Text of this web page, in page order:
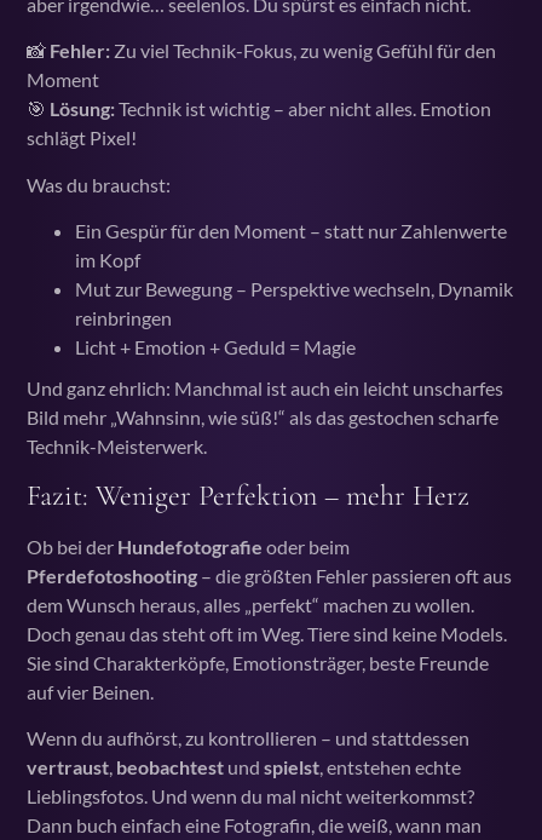
📸 Fehler: Zu viel Technik-Fokus, zu wenig Gefühl für den
Moment
🎯 Lösung:Technik ist wichtig – aber nicht alles. Emotion
schlägt Pixel!
Was du brauchst:
Ein Gespür für den Moment – statt nur Zahlenwerte
im Kopf
Mut zur Bewegung – Perspektive wechseln, Dynamik
reinbringen
Licht + Emotion + Geduld = Magie
Und ganz ehrlich: Manchmal ist auch ein leicht unscharfes
Bild mehr „Wahnsinn, wie süß!“ als das gestochen scharfe
Technik-Meisterwerk.
Fazit: Weniger Perfektion – mehr Herz
Ob bei der Hundefotografie oder beim
Pferdefotoshooting – die größten Fehler passieren oft aus
dem Wunsch heraus, alles „perfekt“ machen zu wollen.
Doch genau das steht oft im Weg. Tiere sind keine Models.
Sie sind Charakterköpfe, Emotionsträger, beste Freunde
auf vier Beinen.
Wenn du aufhörst, zu kontrollieren – und stattdessen
vertraust, beobachtest undspielst, entstehen echte
Lieblingsfotos. Und wenn du mal nicht weiterkommst?
Dann buch einfach eine Fotografin, die weiß, wann man